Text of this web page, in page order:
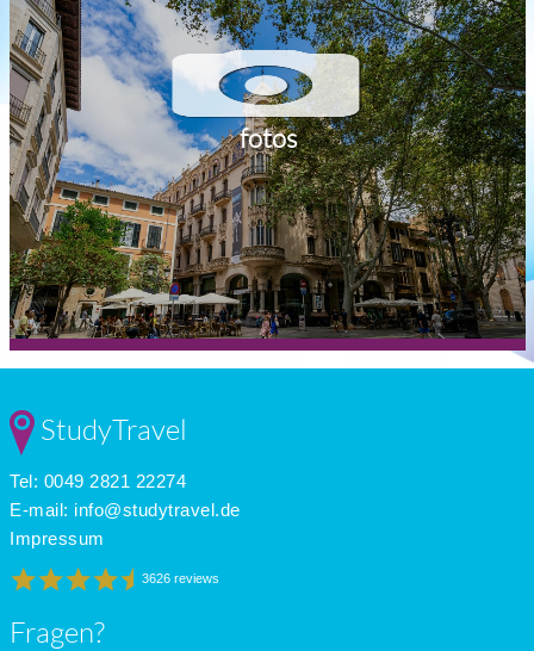
fotos
StudyTravel
Tel: 0049 2821 22274
E-mail: info@studytravel.de
Impressum
3626 reviews
Fragen?